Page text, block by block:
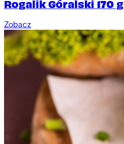
Rogalik Góralski 170 g
Zobacz